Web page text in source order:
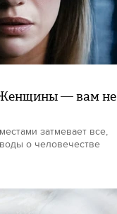
— вам не
затмевает все,
о человечестве